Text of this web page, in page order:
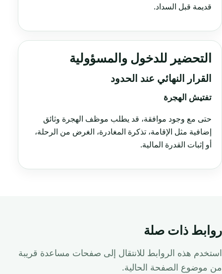
قديمة قبل السداد.
التحضير للدخول والمسؤولية
القرار النهائي عند الحدود
تفتيش الهجرة
حتى مع وجود موافقة، قد يطلب موظف الهجرة وثائق
إضافية مثل الإقامة، تذكرة المغادرة، الغرض من الرحلة،
أو إثبات القدرة المالية.
روابط ذات صلة
استخدم هذه الروابط للانتقال إلى صفحات مساعدة قريبة
من موضوع الصفحة الحالية.